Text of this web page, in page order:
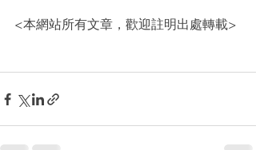
<本網站所有文章，歡迎註明出處轉載>